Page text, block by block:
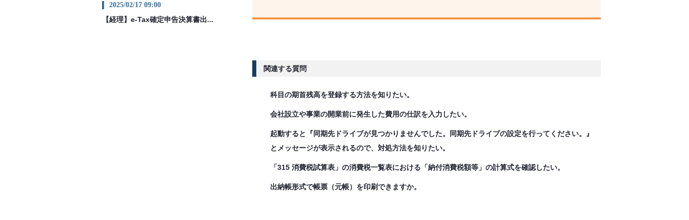
2025/02/17 09:00
【経理】e-Tax確定申告決算書出...
関連する質問
科目の期首残高を登録する方法を知りたい。
会社設立や事業の開業前に発生した費用の仕訳を入力したい。
起動すると『同期先ドライブが見つかりませんでした。同期先ドライブの設定を行ってください。』
とメッセージが表示されるので、対処方法を知りたい。
「315 消費税試算表」の消費税一覧表における「納付消費税額等」の計算式を確認したい。
出納帳形式で帳票（元帳）を印刷できますか。